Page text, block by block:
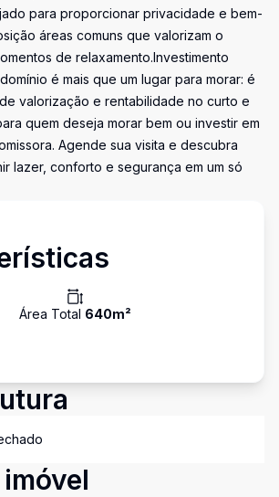
para proporcionar privacidade e bem-
áreas comuns que valorizam o
de relaxamento.Investimento
é mais que um lugar para morar: é
valorização e rentabilidade no curto e
quem deseja morar bem ou investir em
Agende sua visita e descubra
lazer, conforto e segurança em um só
Área Total 640m²